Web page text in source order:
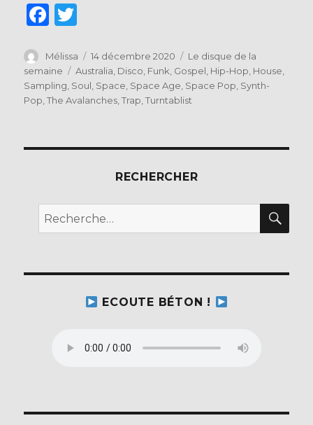
F
c
e
b
o
it
te
r
Auteur
Mélissa
Publié
le
14 décembre 2020 Catégories
Le disque de la
semaine
Étiquettes
Australia, Disco, Funk, Gospel, Hip-Hop, House,
Sampling, Soul, Space, Space Age, Space Pop, Synth-
Pop,The Avalanches,Trap,Turntablist
RECHERCHER
Recherche
pour :
ECOUTE BÉTON !